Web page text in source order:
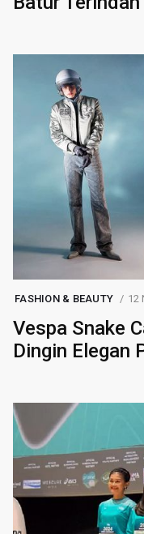
FASHION & BEAUTY 12
Vespa Snake
Dingin Elegan